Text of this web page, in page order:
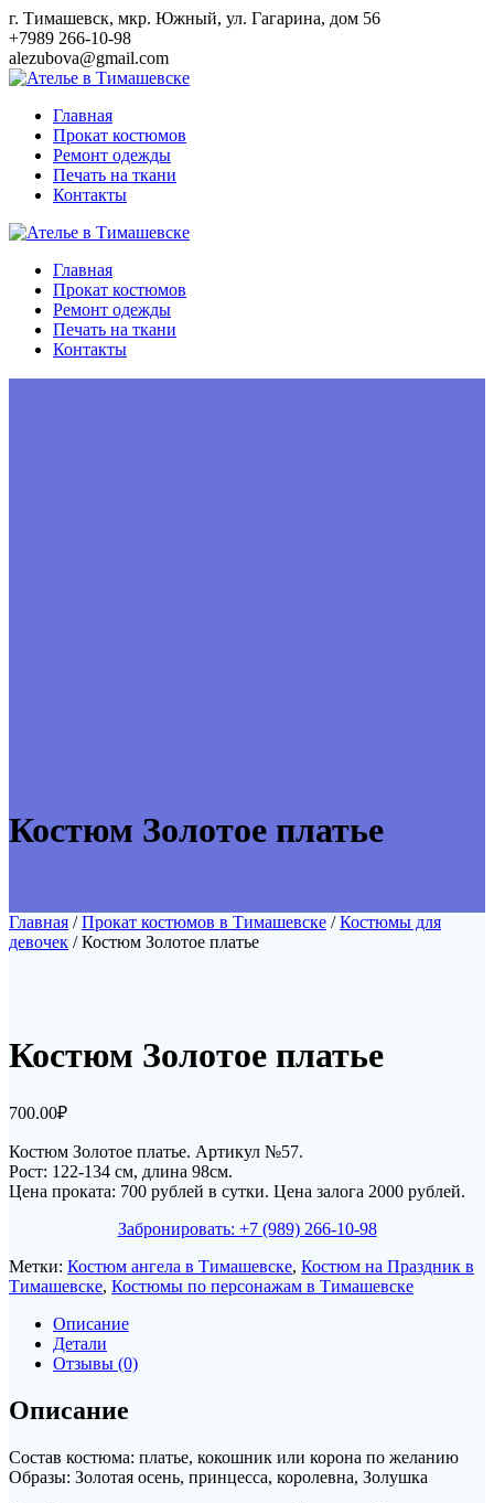
Перейти
к
контенту
г. Тимашевск, мкр. Южный, ул. Гагарина, дом 56
+7989 266-10-98
alezubova@gmail.com
Главная
Прокат костюмов
Ремонт одежды
Печать на ткани
Контакты
Главная
Прокат костюмов
Ремонт одежды
Печать на ткани
Контакты
Костюм Золотое платье
Главная /Прокат костюмов в Тимашевске /Костюмы для
девочек / Костюм Золотое платье
Костюм Золотое платье
700.00₽
Костюм Золотое платье. Артикул №57.
Рост: 122-134 см, длина 98см.
Цена проката: 700 рублей в сутки. Цена залога 2000 рублей.
Забронировать: +7 (989) 266-10-98
Метки: Костюм ангела в Тимашевске, Костюм на Праздник в
Тимашевске, Костюмы по персонажам в Тимашевске
Описание
Детали
Отзывы (0)
Описание
Состав костюма: платье, кокошник или корона по желанию
Образы: Золотая осень, принцесса, королевна, Золушка